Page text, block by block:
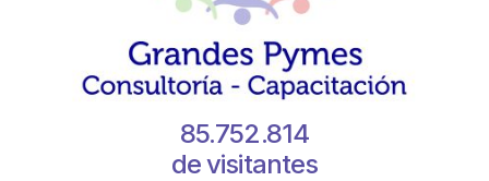
85.752.814
de visitantes